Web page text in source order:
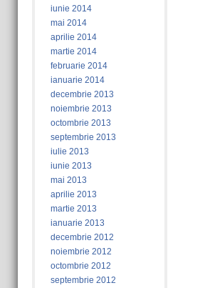
iunie 2014
mai 2014
aprilie 2014
martie 2014
februarie 2014
ianuarie 2014
decembrie 2013
noiembrie 2013
octombrie 2013
septembrie 2013
iulie 2013
iunie 2013
mai 2013
aprilie 2013
martie 2013
ianuarie 2013
decembrie 2012
noiembrie 2012
octombrie 2012
septembrie 2012